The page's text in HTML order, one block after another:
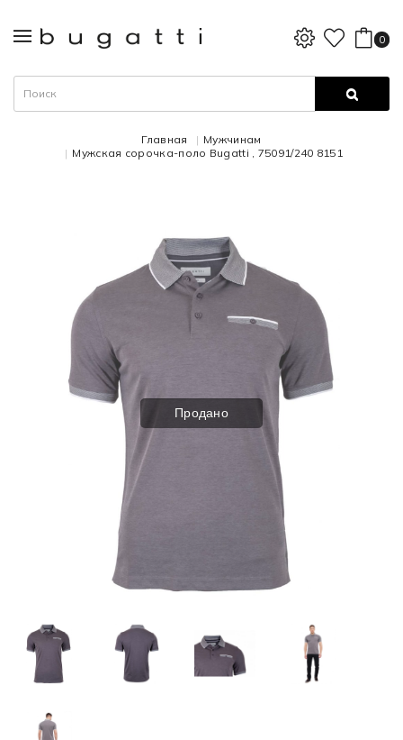
0
Главная
Мужчинам
Мужская сорочка-поло Bugatti , 75091/240 8151
Продано